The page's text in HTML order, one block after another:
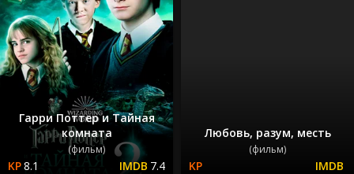
Гарри Поттер и Тайная
комната
(фильм)
8.1 7.4
Любовь, разум, месть
(фильм)